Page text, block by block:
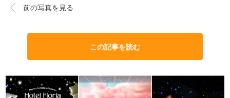
前の写真を見る
この記事を読む